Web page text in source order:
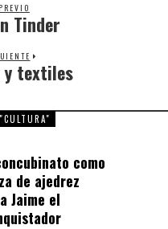
Tinder
y textiles
como
de ajedrez
Jaime el